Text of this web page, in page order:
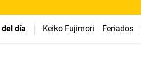
día Keiko Fujimori Feriados